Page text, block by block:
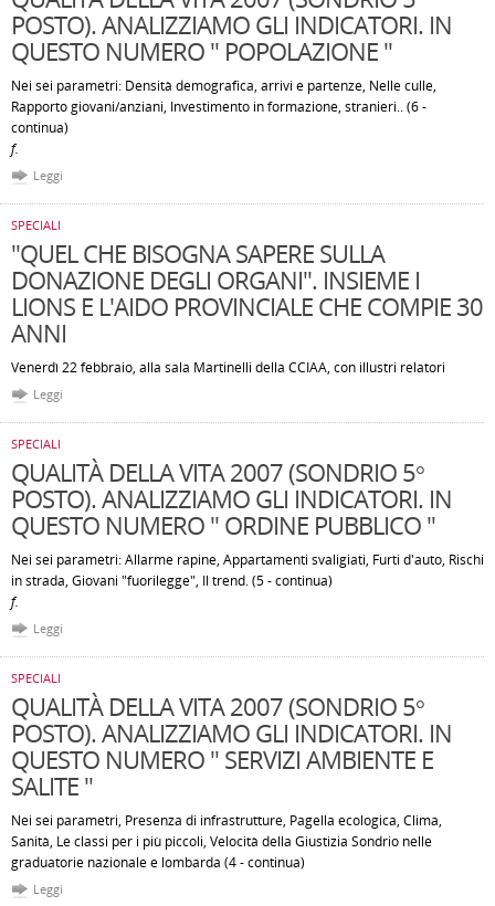
POSTO). ANALIZZIAMO GLI INDICATORI. IN
QUESTO NUMERO " POPOLAZIONE "
Nei sei parametri: Densità demografica, arrivi e partenze, Nelle culle,
Rapporto giovani/anziani, Investimento in formazione, stranieri.. (6 -
continua)
f.
Leggi
SPECIALI
"QUEL CHE BISOGNA SAPERE SULLA
DONAZIONE DEGLI ORGANI". INSIEME I
LIONS E L'AIDO PROVINCIALE CHE COMPIE 30
ANNI
Venerdì 22 febbraio, alla sala Martinelli della CCIAA, con illustri relatori
Leggi
SPECIALI
QUALITÀ DELLA VITA 2007 (SONDRIO 5°
POSTO). ANALIZZIAMO GLI INDICATORI. IN
QUESTO NUMERO " ORDINE PUBBLICO "
Nei sei parametri: Allarme rapine, Appartamenti svaligiati, Furti d'auto, Rischi
in strada, Giovani "fuorilegge", Il trend. (5 - continua)
f.
Leggi
SPECIALI
QUALITÀ DELLA VITA 2007 (SONDRIO 5°
POSTO). ANALIZZIAMO GLI INDICATORI. IN
QUESTO NUMERO " SERVIZI AMBIENTE E
SALITE "
Nei sei parametri, Presenza di infrastrutture, Pagella ecologica, Clima,
Sanità, Le classi per i più piccoli, Velocità della Giustizia Sondrio nelle
graduatorie nazionale e lombarda (4 - continua)
Leggi